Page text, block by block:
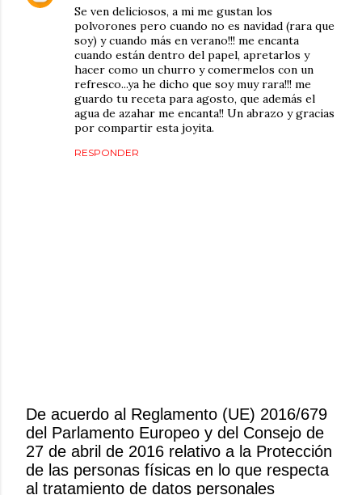
Se ven deliciosos, a mi me gustan los
polvorones pero cuando no es navidad (rara que
soy) y cuando más en verano!!! me encanta
cuando están dentro del papel, apretarlos y
hacer como un churro y comermelos con un
refresco...ya he dicho que soy muy rara!!! me
guardo tu receta para agosto, que además el
agua de azahar me encanta!! Un abrazo y gracias
por compartir esta joyita.
RESPONDER
P
u
b
De acuerdo al Reglamento (UE) 2016/679
del Parlamento Europeo y del Consejo de
27 de abril de 2016 relativo a la Protección
de las personas físicas en lo que respecta
al tratamiento de datos personales